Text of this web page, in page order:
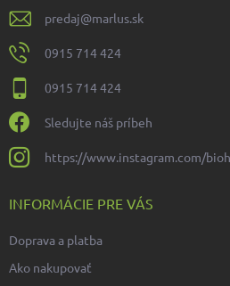
predaj@marlus.sk
0915 714 424
0915 714 424
Sledujte náš príbeh
https://www.instagram.com/
INFORMÁCIE PRE VÁS
Doprava a platba
Ako nakupovať